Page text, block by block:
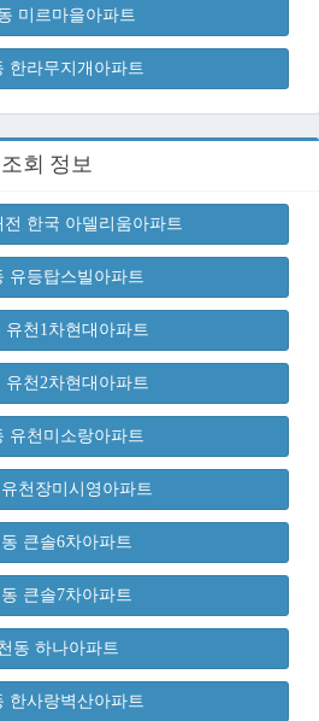
미르마을아파트
한라무지개아파트
회 정보
전 한국 아델리움아파트
유등탑스빌아파트
유천1차현대아파트
유천2차현대아파트
유천미소랑아파트
천장미시영아파트
큰솔6차아파트
큰솔7차아파트
동 하나아파트
한사랑벽산아파트